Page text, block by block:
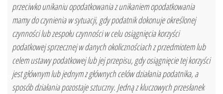
przeciwko unikaniu opodatkowania z unikaniem opodatkowania
mamy do czynienia w sytuacji, gdy podatnik dokonuje określonej
czynności lub zespołu czynności w celu osiągnięcia korzyści
podatkowej sprzecznej w danych okolicznościach z przedmiotem lub
celem ustawy podatkowej lub jej przepisu, gdy osiągnięcie tej korzyści
jest głównym lub jednym z głównych celów działania podatnika, a
sposób działania pozostaje sztuczny. Jedną z kluczowych przesłanek